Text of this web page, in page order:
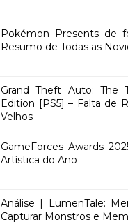
Pokémon Presents de
Resumo de Todas as
Grand Theft Auto: The
Edition [PS5] – Falta de
Velhos
GameForces Awards
Artística do Ano
Análise | LumenTale:
Capturar Monstros e